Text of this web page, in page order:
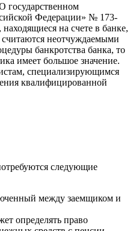
государственном
Федерации» № 173-
на счете в банке,
считаются неотчуждаемыми
банкротства банка, то
имеет большое значение.
специализирующимся
квалифицированной
следующие
между заемщиком и
определять право